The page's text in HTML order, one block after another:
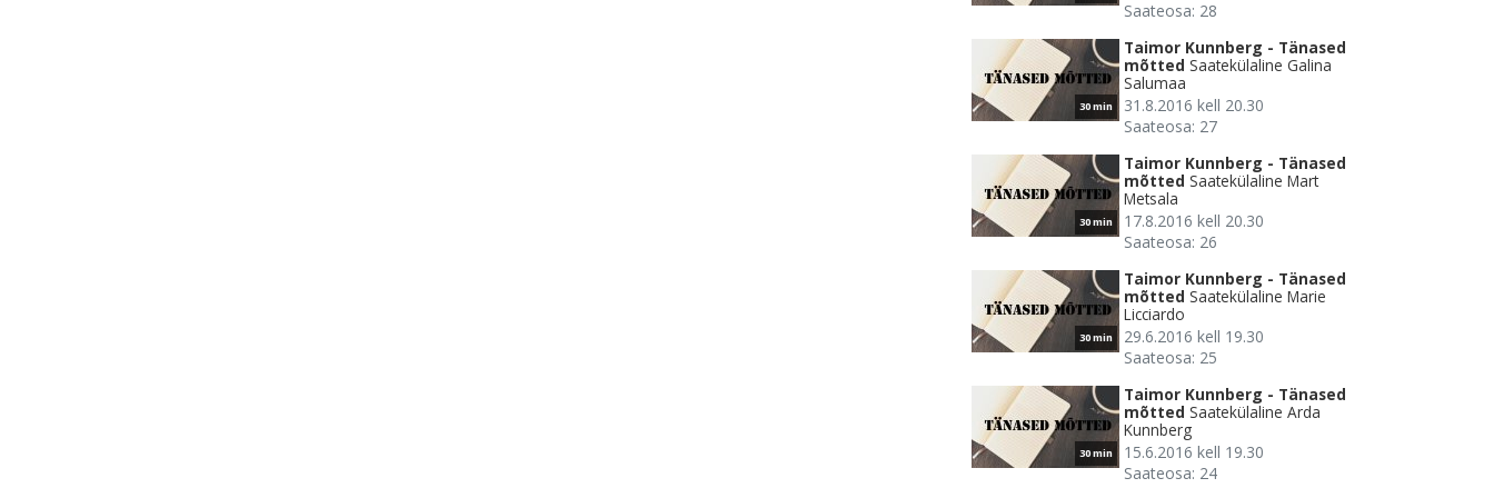
Saateosa: 28
30 min
Taimor Kunnberg - Tänased
mõtted Saatekülaline Galina
Salumaa
31.8.2016 kell 20.30
Saateosa: 27
30 min
Taimor Kunnberg - Tänased
mõtted Saatekülaline Mart
Metsala
17.8.2016 kell 20.30
Saateosa: 26
30 min
Taimor Kunnberg - Tänased
mõtted Saatekülaline Marie
Licciardo
29.6.2016 kell 19.30
Saateosa: 25
30 min
Taimor Kunnberg - Tänased
mõtted Saatekülaline Arda
Kunnberg
15.6.2016 kell 19.30
Saateosa: 24